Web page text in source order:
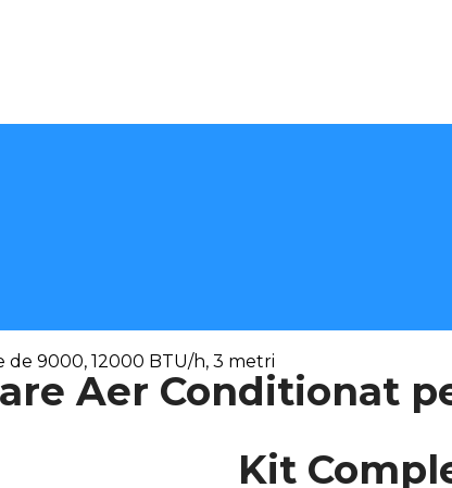
9000, 12000 BTU/h, 3 metri
Aer Conditionat
Kit